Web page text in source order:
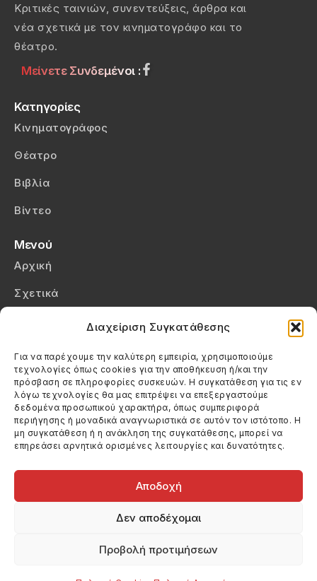
Διαχείριση Συγκατάθεσης
Για να παρέχουμε την καλύτερη εμπειρία, χρησιμοποιούμε
τεχνολογίες όπως cookies για την αποθήκευση ή/και την
πρόσβαση σε πληροφορίες συσκευών. Η συγκατάθεση για τις εν
λόγω τεχνολογίες θα μας επιτρέψει να επεξεργαστούμε
δεδομένα προσωπικού χαρακτήρα, όπως συμπεριφορά
περιήγησης ή μοναδικά αναγνωριστικά σε αυτόν τον ιστότοπο. Η
μη συγκατάθεση ή η ανάκληση της συγκατάθεσης, μπορεί να
επηρεάσει αρνητικά ορισμένες λειτουργίες και δυνατότητες.
Αποδοχή
Δεν αποδέχομαι
Προβολή προτιμήσεων
Κριτικές ταινιών, συνεντεύξεις, άρθρα και
νέα σχετικά με τον κινηματογράφο και το
θέατρο.
Μείνετε Συνδεμένοι :
Κατηγορίες
Κινηματογράφος
Θέατρο
Βιβλία
Βίντεο
Μενού
Αρχική
Σχετικά
Πολιτική Cookies (ΕΕ)
Στοιχεία Επικοινωνίας
Καλεσέ μας
(+30) 6974123481
Στείλε μας email
info@filmandtheater.gr
Copyright 2026 Filmandtheater / All rights reserved